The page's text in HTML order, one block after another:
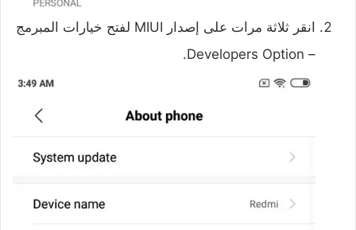
انقر ثلاثة مرات على إصدار MIUI لفتح خيارات المبرمج
– Developers Option.